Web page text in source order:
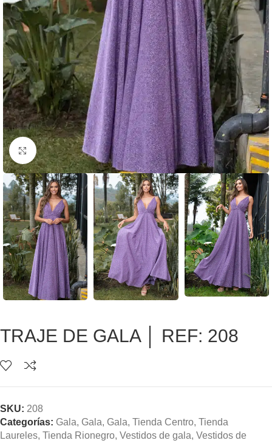
Clic para ampliar
TRAJE DE GALA │ REF: 208
SKU: 208
Categorías: Gala, Gala, Gala, Tienda Centro, Tienda
Laureles, Tienda Rionegro, Vestidos de gala, Vestidos de